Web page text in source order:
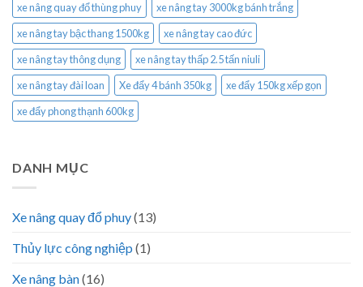
xe nâng quay đổ thùng phuy
xe nâng tay 3000kg bánh trắng
xe nâng tay bậc thang 1500kg
xe nâng tay cao đức
xe nâng tay thông dụng
xe nâng tay thấp 2.5 tấn niuli
xe nâng tay đài loan
Xe đẩy 4 bánh 350kg
xe đẩy 150kg xếp gọn
xe đẩy phong thạnh 600kg
DANH MỤC
Xe nâng quay đổ phuy(13)
Thủy lực công nghiệp (1)
Xe nâng bàn(16)